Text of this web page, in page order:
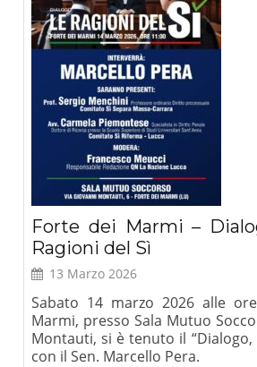
Forte dei Marmi –
Ragioni del Sì
13 Marzo 2026
Sabato 14 marzo 2026 alle
Marmi, presso Sala Mutuo
Montauti, si è tenuto il “Dialogo,
con il Sen. Marcello Pera.